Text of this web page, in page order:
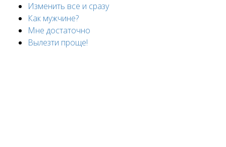
Изменить все и сразу
Как мужчине?
Мне достаточно
Вылезти проще!